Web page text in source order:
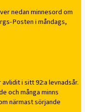
nedan minnesord om
Posten i måndags,
i sitt 92:a levnadsår.
och många minns
närmast sörjande